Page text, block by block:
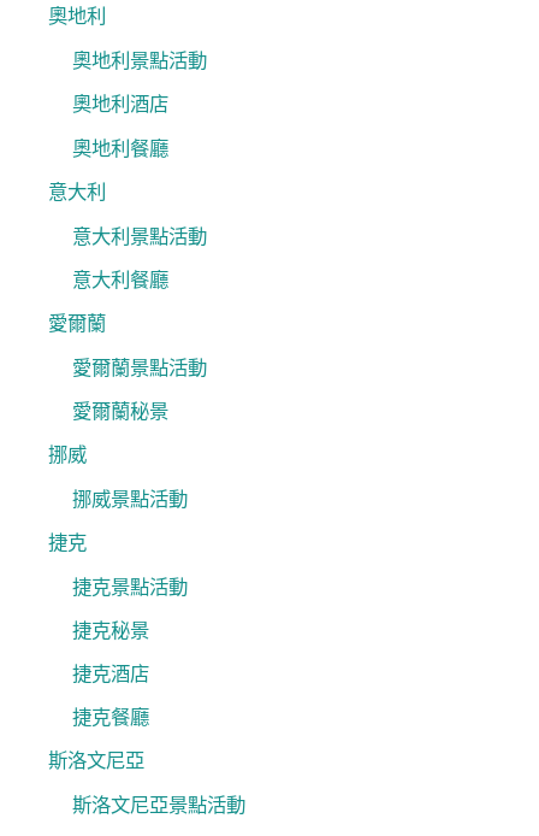
奧地利
奧地利景點活動
奧地利酒店
奧地利餐廳
意大利
意大利景點活動
意大利餐廳
愛爾蘭
愛爾蘭景點活動
愛爾蘭秘景
挪威
挪威景點活動
捷克
捷克景點活動
捷克秘景
捷克酒店
捷克餐廳
斯洛文尼亞
斯洛文尼亞景點活動